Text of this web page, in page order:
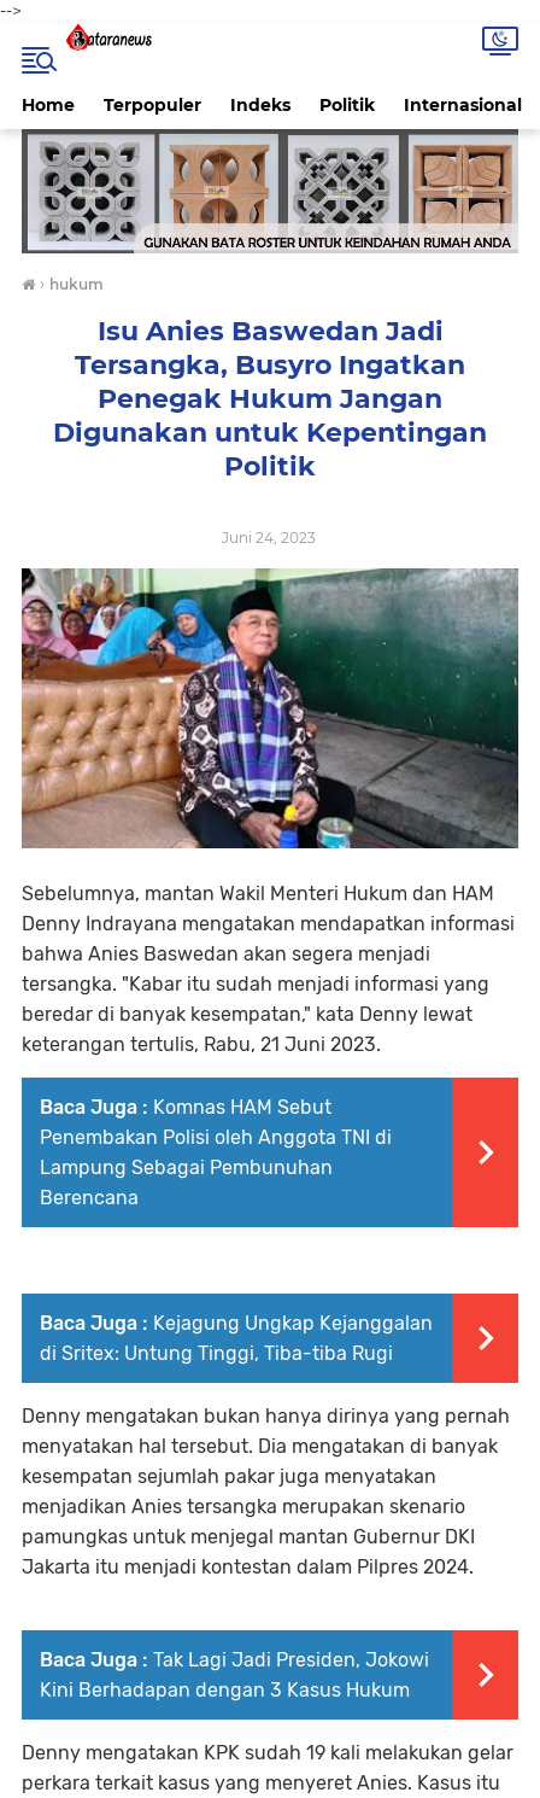
-->
Home Terpopuler Indeks Politik Internasional
› hukum
Isu Anies Baswedan Jadi
Tersangka, Busyro Ingatkan
Penegak Hukum Jangan
Digunakan untuk Kepentingan
Politik
Juni 24, 2023
Sebelumnya, mantan Wakil Menteri Hukum dan HAM
Denny Indrayana mengatakan mendapatkan informasi
bahwa Anies Baswedan akan segera menjadi
tersangka. "Kabar itu sudah menjadi informasi yang
beredar di banyak kesempatan," kata Denny lewat
keterangan tertulis, Rabu, 21 Juni 2023.
Baca Juga : Komnas HAM Sebut
Penembakan Polisi oleh Anggota TNI di
Lampung Sebagai Pembunuhan
Berencana
Baca Juga : Kejagung Ungkap Kejanggalan
di Sritex: Untung Tinggi, Tiba-tiba Rugi
Denny mengatakan bukan hanya dirinya yang pernah
menyatakan hal tersebut. Dia mengatakan di banyak
kesempatan sejumlah pakar juga menyatakan
menjadikan Anies tersangka merupakan skenario
pamungkas untuk menjegal mantan Gubernur DKI
Jakarta itu menjadi kontestan dalam Pilpres 2024.
Baca Juga : Tak Lagi Jadi Presiden, Jokowi
Kini Berhadapan dengan 3 Kasus Hukum
Denny mengatakan KPK sudah 19 kali melakukan gelar
perkara terkait kasus yang menyeret Anies. Kasus itu